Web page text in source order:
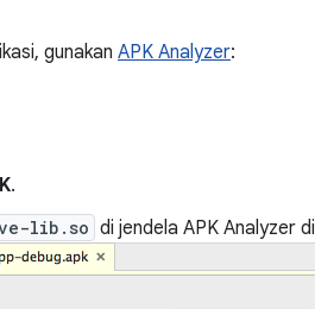
gunakan APK Analyzer:
.
lib.so di jendela APK Analyzer di